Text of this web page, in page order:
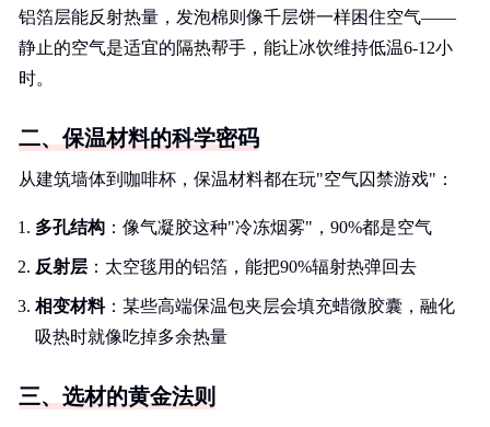
铝箔层能反射热量，发泡棉则像千层饼一样困住空气——
静止的空气是适宜的隔热帮手，能让冰饮维持低温6-12小
时。
二、保温材料的科学密码
从建筑墙体到咖啡杯，保温材料都在玩"空气囚禁游戏"：
多孔结构 ：像气凝胶这种"冷冻烟雾"，90%都是空气
反射层 ：太空毯用的铝箔，能把90%辐射热弹回去
相变材料：某些高端保温包夹层会填充蜡微胶囊，融化
吸热时就像吃掉多余热量
三、选材的黄金法则